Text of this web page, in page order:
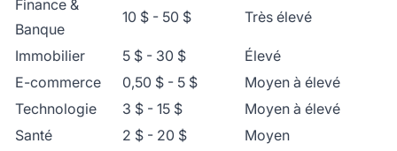
Finance &
Banque
10 $ - 50 $ Très élevé
Immobilier 5 $ - 30 $
Élevé
E-commerce
0,50 $ - 5 $
Moyen à élevé
Technologie
3 $ - 15 $
Moyen à élevé
Santé
2 $ - 20 $
Moyen